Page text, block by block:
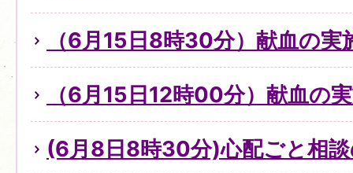
（6月15日8時30分）献血の実
（6月15日12時00分）献血の
(6月8日8時30分)心配ごと相